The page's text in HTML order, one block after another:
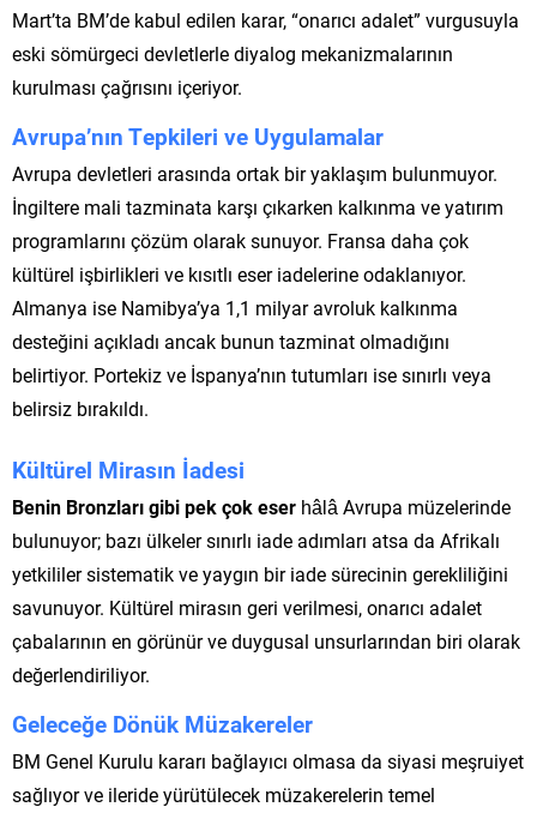
Mart’ta BM’de kabul edilen karar, “onarıcı adalet” vurgusuyla
eski sömürgeci devletlerle diyalog mekanizmalarının
kurulması çağrısını içeriyor.
Avrupa’nın Tepkileri ve Uygulamalar
Avrupa devletleri arasında ortak bir yaklaşım bulunmuyor.
İngiltere mali tazminata karşı çıkarken kalkınma ve yatırım
programlarını çözüm olarak sunuyor. Fransa daha çok
kültürel işbirlikleri ve kısıtlı eser iadelerine odaklanıyor.
Almanya ise Namibya’ya 1,1 milyar avroluk kalkınma
desteğini açıkladı ancak bunun tazminat olmadığını
belirtiyor. Portekiz ve İspanya’nın tutumları ise sınırlı veya
belirsiz bırakıldı.
Kültürel Mirasın İadesi
Benin Bronzları gibi pek çok eser hâlâ Avrupa müzelerinde
bulunuyor; bazı ülkeler sınırlı iade adımları atsa da Afrikalı
yetkililer sistematik ve yaygın bir iade sürecinin gerekliliğini
savunuyor. Kültürel mirasın geri verilmesi, onarıcı adalet
çabalarının en görünür ve duygusal unsurlarından biri olarak
değerlendiriliyor.
Geleceğe Dönük Müzakereler
BM Genel Kurulu kararı bağlayıcı olmasa da siyasi meşruiyet
sağlıyor ve ileride yürütülecek müzakerelerin temel